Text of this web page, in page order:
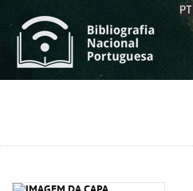
PT